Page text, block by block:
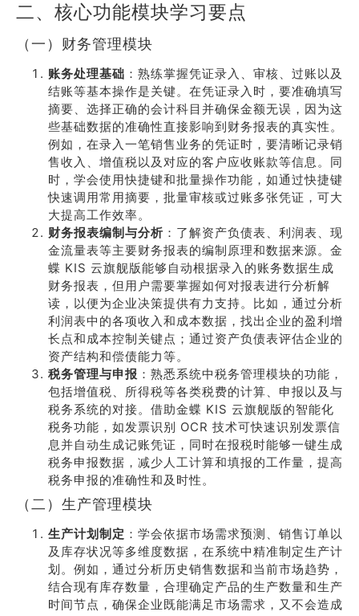
二、核心功能模块学习要点
（一）财务管理模块
账务处理基础 ：熟练掌握凭证录入、审核、过账以及
结账等基本操作是关键。在凭证录入时，要准确填写
摘要、选择正确的会计科目并确保金额无误，因为这
些基础数据的准确性直接影响到财务报表的真实性。
例如，在录入一笔销售业务的凭证时，要清晰记录销
售收入、增值税以及对应的客户应收账款等信息。同
时，学会使用快捷键和批量操作功能，如通过快捷键
快速调用常用摘要，批量审核或过账多张凭证，可大
大提高工作效率。
财务报表编制与分析 ：了解资产负债表、利润表、现
金流量表等主要财务报表的编制原理和数据来源。金
蝶 KIS 云旗舰版能够自动根据录入的账务数据生成
财务报表，但用户需要掌握如何对报表进行分析解
读，以便为企业决策提供有力支持。比如，通过分析
利润表中的各项收入和成本数据，找出企业的盈利增
长点和成本控制关键点；通过资产负债表评估企业的
资产结构和偿债能力等。
税务管理与申报 ：熟悉系统中税务管理模块的功能，
包括增值税、所得税等各类税费的计算、申报以及与
税务系统的对接。借助金蝶 KIS 云旗舰版的智能化
税务功能，如发票识别 OCR 技术可快速识别发票信
息并自动生成记账凭证，同时在报税时能够一键生成
税务申报数据，减少人工计算和填报的工作量，提高
税务申报的准确性和及时性。
（二）生产管理模块
生产计划制定 ：学会依据市场需求预测、销售订单以
及库存状况等多维度数据，在系统中精准制定生产计
划。例如，通过分析历史销售数据和当前市场趋势，
结合现有库存数量，合理确定产品的生产数量和生产
时间节点，确保企业既能满足市场需求，又不会造成